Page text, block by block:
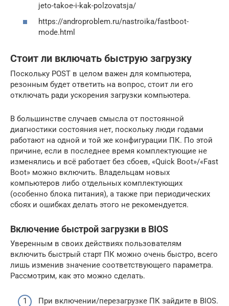
jeto-takoe-i-kak-polzovatsja/
https://androproblem.ru/nastroika/fastboot-
mode.html
Стоит ли включать быструю загрузку
Поскольку POST в целом важен для компьютера,
резонным будет ответить на вопрос, стоит ли его
отключать ради ускорения загрузки компьютера.
В большинстве случаев смысла от постоянной
диагностики состояния нет, поскольку люди годами
работают на одной и той же конфигурации ПК. По этой
причине, если в последнее время комплектующие не
изменялись и всё работает без сбоев, «Quick Boot»/«Fast
Boot» можно включить. Владельцам новых
компьютеров либо отдельных комплектующих
(особенно блока питания), а также при периодических
сбоях и ошибках делать этого не рекомендуется.
Включение быстрой загрузки в BIOS
Уверенным в своих действиях пользователям
включить быстрый старт ПК можно очень быстро, всего
лишь изменив значение соответствующего параметра.
Рассмотрим, как это можно сделать.
При включении/перезагрузке ПК зайдите в BIOS.